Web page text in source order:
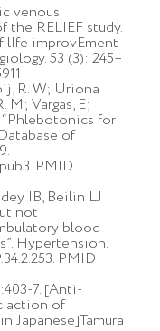
venous
the RELIEF study.
lIfe improvEment
53 (3): 245–
R. W; Uriona
M; Vargas, E;
“Phlebotonics for
of
PMID
IB, Beilin LJ
not
blood
Hypertension.
PMID
7. [Anti-
action of
Japanese]Tamura